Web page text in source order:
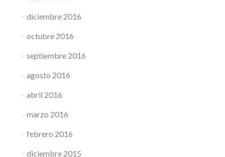
diciembre 2016
octubre 2016
septiembre 2016
agosto 2016
abril 2016
marzo 2016
febrero 2016
diciembre 2015